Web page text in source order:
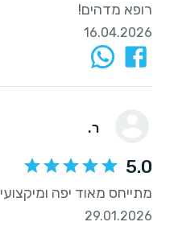
רופא מדהים!
16.04.2026
ר.
5.0
מתייחס מאוד יפה ומיקצועי
29.01.2026